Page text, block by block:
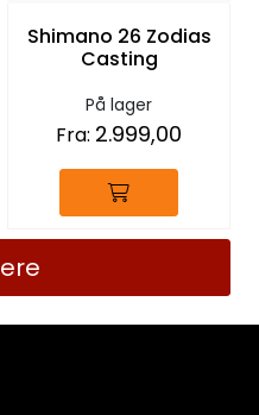
Shimano 26 Zodias
Casting
På lager
Fra: 2.999,00